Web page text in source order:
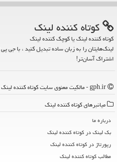
كوتاه كننده لینك
کوتاه کننده لینک یا کوچک کننده لینک
لینک‌هایتان را به زبان ساده تبدیل کنید ، با جی
اشتراک آسان‌تر!
میانبرهای كوتاه كننده لینك
درباره ما
بک لینک در كوتاه كننده لینك
رپورتاژ در كوتاه كننده لینك
مطالب كوتاه كننده لینك